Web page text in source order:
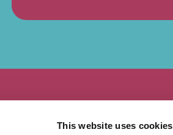
This website uses cookies